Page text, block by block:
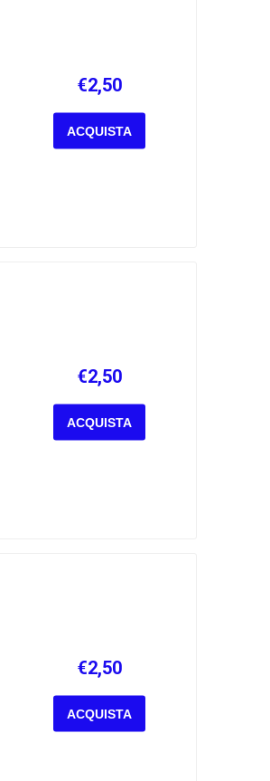
€2,50
ACQUISTA
€2,50
ACQUISTA
€2,50
ACQUISTA